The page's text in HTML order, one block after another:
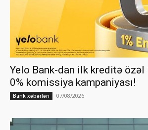
Yelo Bank-dan ilk kreditə özəl
0% komissiya kampaniyası!
Bank xəbərləri 07/08/2026